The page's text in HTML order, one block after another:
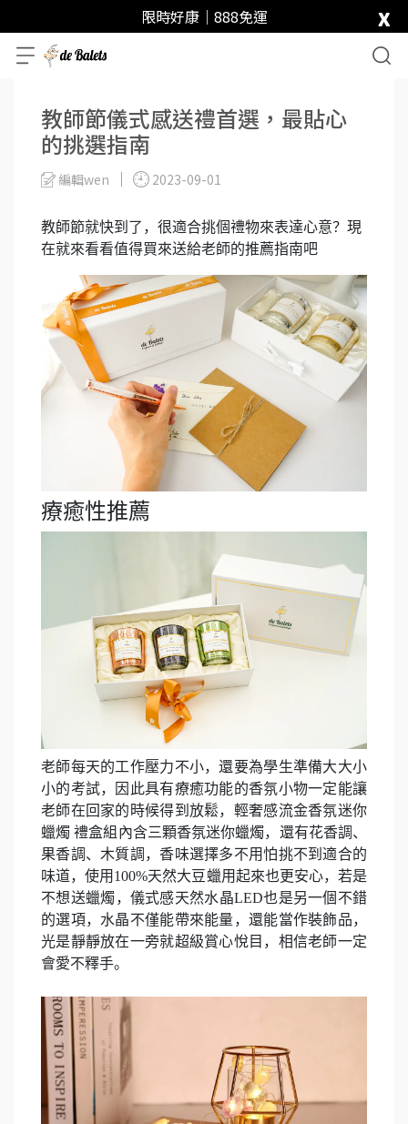
限時好康｜888免運 x
教師節儀式感送禮首選，最貼心
的挑選指南
編輯wen 2023-09-01
教師節就快到了，很適合挑個禮物來表達心意？現
在就來看看值得買來送給老師的推薦指南吧
療癒性推薦
老師每天的工作壓力不小，還要為學生準備大大小
小的考試，因此具有療癒功能的香氛小物一定能讓
老師在回家的時候得到放鬆，輕奢感流金香氛迷你
蠟燭 禮盒組內含三顆香氛迷你蠟燭，還有花香調、
果香調、木質調，香味選擇多不用怕挑不到適合的
味道，使用100%天然大豆蠟用起來也更安心，若是
不想送蠟燭，儀式感天然水晶LED也是另一個不錯
的選項，水晶不僅能帶來能量，還能當作裝飾品，
光是靜靜放在一旁就超級賞心悅目，相信老師一定
會愛不釋手。